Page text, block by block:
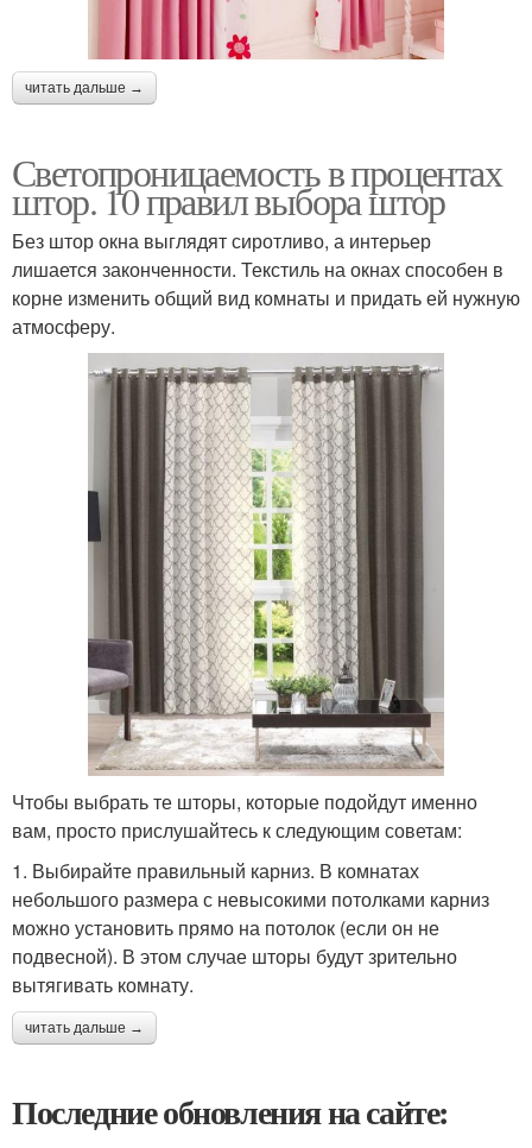
читать дальше →
Светопроницаемость в процентах
штор. 10 правил выбора штор
Без штор окна выглядят сиротливо, а интерьер
лишается законченности. Текстиль на окнах способен в
корне изменить общий вид комнаты и придать ей нужную
атмосферу.
Чтобы выбрать те шторы, которые подойдут именно
вам, просто прислушайтесь к следующим советам:
1. Выбирайте правильный карниз. В комнатах
небольшого размера с невысокими потолками карниз
можно установить прямо на потолок (если он не
подвесной). В этом случае шторы будут зрительно
вытягивать комнату.
читать дальше →
Последние обновления на сайте: